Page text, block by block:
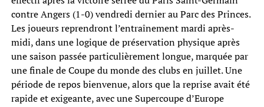
contre Angers (1-0) vendredi dernier au Parc des Princes.
Les joueurs reprendront l’entraînement mardi après-
midi, dans une logique de préservation physique après
une saison passée particulièrement longue, marquée par
une finale de Coupe du monde des clubs en juillet. Une
période de repos bienvenue, alors que la reprise avait été
rapide et exigeante, avec une Supercoupe d’Europe